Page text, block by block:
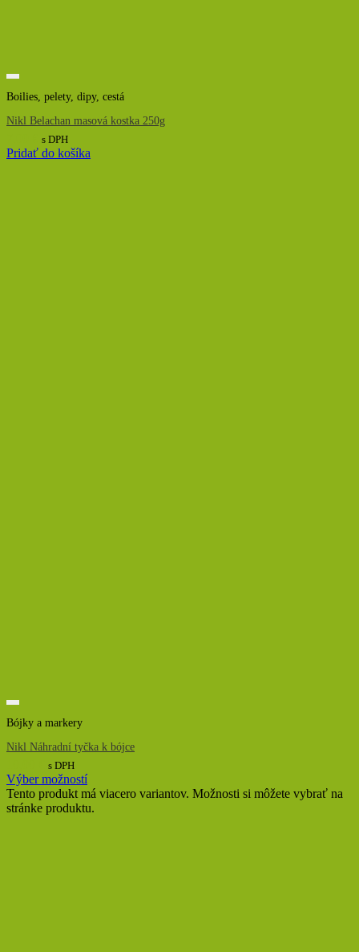
Boilies, pelety, dipy, cestá
Nikl Belachan masová kostka 250g
s DPH
Pridať do košíka
Bójky a markery
Nikl Náhradní tyčka k bójce
s DPH
Výber možností
Tento produkt má viacero variantov. Možnosti si môžete vybrať na
stránke produktu.